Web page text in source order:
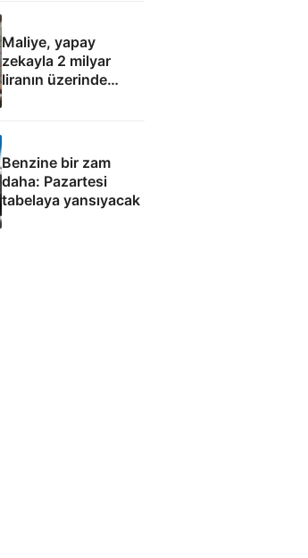
Maliye, yapay
zekayla 2 milyar
liranın üzerinde
hatalı kamu
Benzine bir zam
daha: Pazartesi
tabelaya yansıyacak